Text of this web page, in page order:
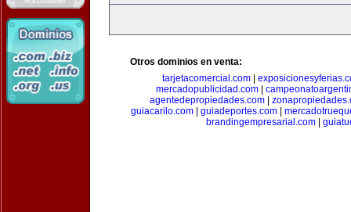
Otros dominios en venta:
tarjetacomercial.com
mercadopublicidad.com|
agentedepropiedades.com
guiacarilo.com
guiadeportes.com
brandingempresarial.com